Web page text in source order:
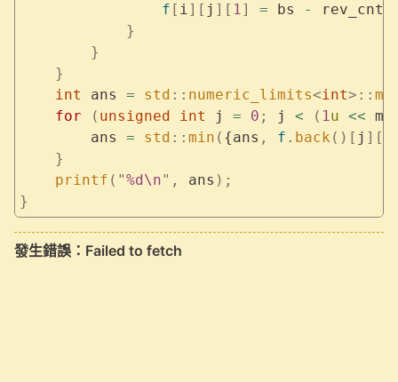
                f
[ i][ j ][ 1] = bs - rev_cnt
            }
        }
    }
    int
ans = std :: numeric_limits<int>::
    for
( unsigned int j = 0 ; j < ( 1u << m
        ans
= std :: min ( {ans , f . back ()[ j ][
    }
    printf
( "%d\n" , ans );
}